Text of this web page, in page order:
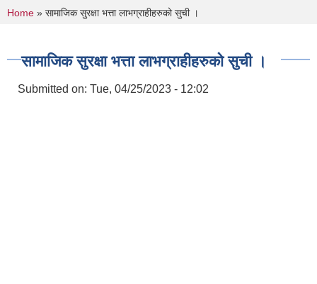
You are here
Home » सामाजिक सुरक्षा भत्ता लाभग्राहीहरुको सुची ।
सामाजिक सुरक्षा भत्ता लाभग्राहीहरुको सुची ।
Submitted on: Tue, 04/25/2023 - 12:02